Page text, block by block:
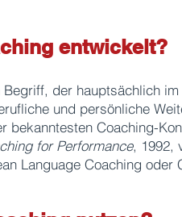
entwickelt?
der hauptsächlich
und persönliche
bekanntesten Coaching-
for Performance, 1992,
Language Coaching oder